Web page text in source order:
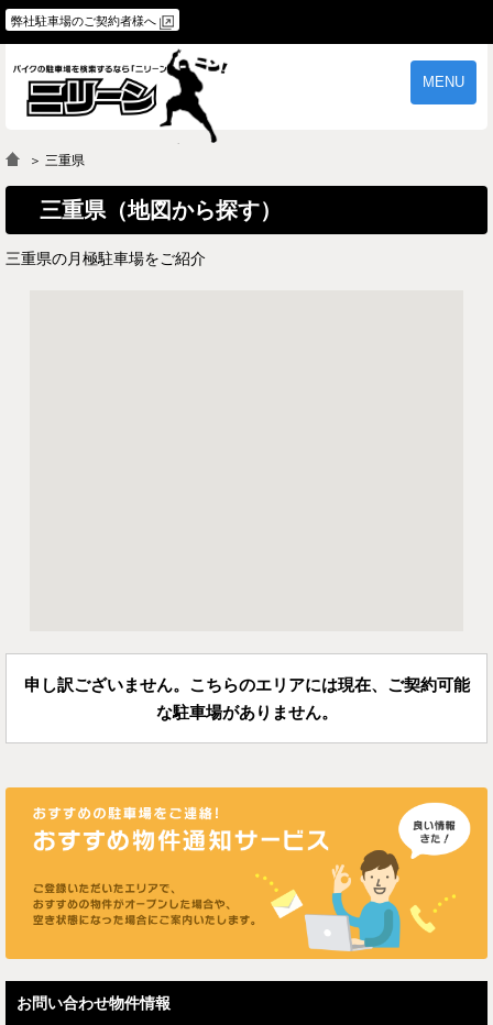
弊社駐車場のご契約者様へ
MENU
よくあるご質問
＞ 三重県
三重県（地図から探す）
三重県の月極駐車場をご紹介
申し訳ございません。こちらのエリアには現在、ご契約可能
な駐車場がありません。
お問い合わせ物件情報